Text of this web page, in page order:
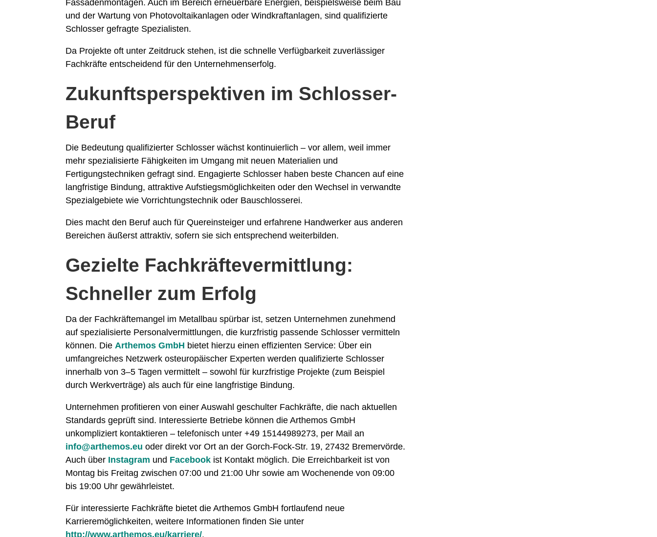
Fassadenmontagen. Auch im Bereich erneuerbare Energien, beispielsweise beim Bau
und der Wartung von Photovoltaikanlagen oder Windkraftanlagen, sind qualifizierte
Schlosser gefragte Spezialisten.
Da Projekte oft unter Zeitdruck stehen, ist die schnelle Verfügbarkeit zuverlässiger
Fachkräfte entscheidend für den Unternehmenserfolg.
Zukunftsperspektiven im Schlosser-
Beruf
Die Bedeutung qualifizierter Schlosser wächst kontinuierlich – vor allem, weil immer
mehr spezialisierte Fähigkeiten im Umgang mit neuen Materialien und
Fertigungstechniken gefragt sind. Engagierte Schlosser haben beste Chancen auf eine
langfristige Bindung, attraktive Aufstiegsmöglichkeiten oder den Wechsel in verwandte
Spezialgebiete wie Vorrichtungstechnik oder Bauschlosserei.
Dies macht den Beruf auch für Quereinsteiger und erfahrene Handwerker aus anderen
Bereichen äußerst attraktiv, sofern sie sich entsprechend weiterbilden.
Gezielte Fachkräftevermittlung:
Schneller zum Erfolg
Da der Fachkräftemangel im Metallbau spürbar ist, setzen Unternehmen zunehmend
auf spezialisierte Personalvermittlungen, die kurzfristig passende Schlosser vermitteln
können. DieArthemos GmbH bietet hierzu einen effizienten Service: Über ein
umfangreiches Netzwerk osteuropäischer Experten werden qualifizierte Schlosser
innerhalb von 3–5 Tagen vermittelt – sowohl für kurzfristige Projekte (zum Beispiel
durch Werkverträge) als auch für eine langfristige Bindung.
Unternehmen profitieren von einer Auswahl geschulter Fachkräfte, die nach aktuellen
Standards geprüft sind. Interessierte Betriebe können die Arthemos GmbH
unkompliziert kontaktieren – telefonisch unter +49 15144989273, per Mail an
info@arthemos.eu oder direkt vor Ort an der Gorch-Fock-Str. 19, 27432 Bremervörde.
Auch über Instagram und Facebook ist Kontakt möglich. Die Erreichbarkeit ist von
Montag bis Freitag zwischen 07:00 und 21:00 Uhr sowie am Wochenende von 09:00
bis 19:00 Uhr gewährleistet.
Für interessierte Fachkräfte bietet die Arthemos GmbH fortlaufend neue
Karrieremöglichkeiten, weitere Informationen finden Sie unter
http://www.arthemos.eu/karriere/.